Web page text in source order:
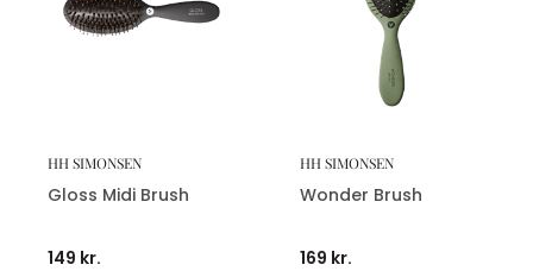
HH SIMONSEN
Gloss Midi Brush
149 kr.
HH SIMONSEN
Wonder Brush
169 kr.